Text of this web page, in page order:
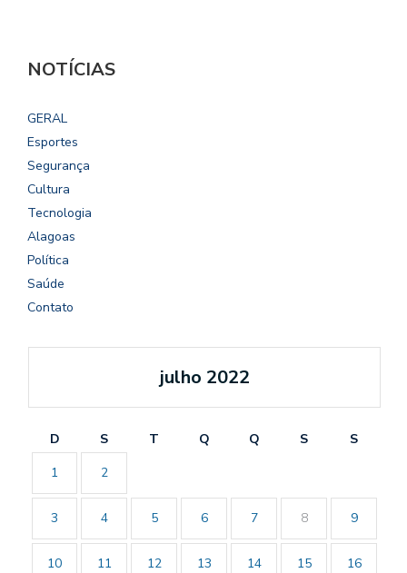
NOTÍCIAS
GERAL
Esportes
Segurança
Cultura
Tecnologia
Alagoas
Política
Saúde
Contato
julho 2022
D S T Q Q S
S
1
2
3 4 5 6 7 8 9
10 11 12 13 14 15 16